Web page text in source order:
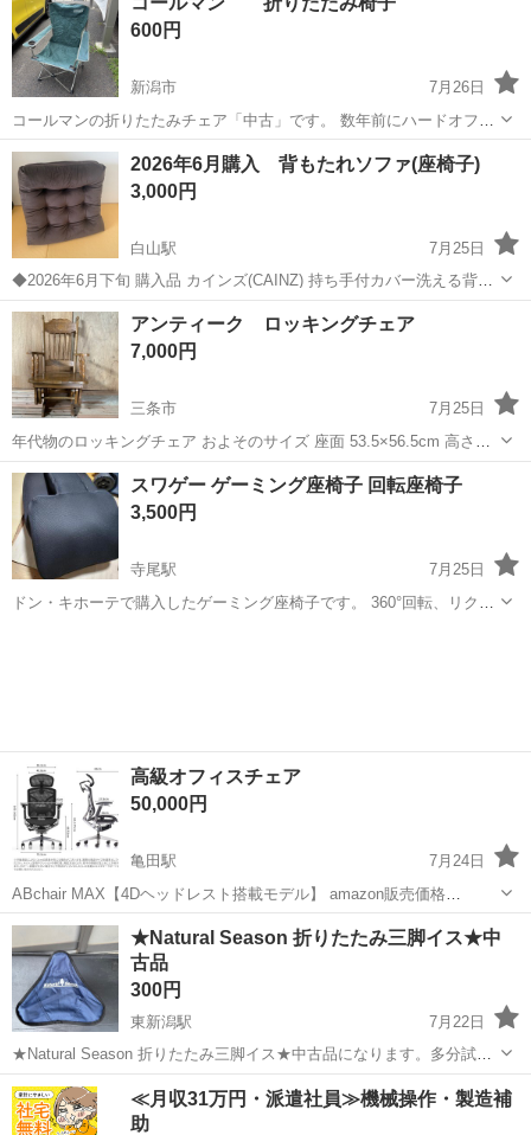
の現在ではみかけないデザインとカラーリングですが当時はこんな感
じのが定番でした。懐かしさ満載...
600円
新潟市
7月26日
コールマンの折りたたみチェア「中古」です。 数年前にハードオフで
購入しました。 使用感はありますがまだまだ使えます。 キャンプや花
火を見るのにどうですか? 収納袋も着いてます。片側の肩で担げるよ
うになっています。 新潟市西区...
新潟 新潟市 椅子
2026年6月購入 背もたれソファ(座椅子)
3,000円
白山駅
7月25日
◆2026年6月下旬 購入品 カインズ(CAINZ) 持ち手付カバー洗える背も
たれイス FLepoco ブラウン 幅57cm 奥行44～57cm 高さ16～50cm 自
宅インテリアと合わず、使用機会がないためお安くお...
新潟 新潟市 白山駅 椅子
アンティーク ロッキングチェア
7,000円
三条市
7月25日
年代物のロッキングチェア およそのサイズ 座面 53.5×56.5cm 高さ
109cm こちらは倉庫保管しており、軽く拭きましたがあくまで中古品
ですので拭き残しやほこり、汚れや傷などがあります 現状での引き渡
し...
新潟 三条市 椅子 アンティーク
スワゲー ゲーミング座椅子 回転座椅子
3,500円
寺尾駅
7月25日
ドン・キホーテで購入したゲーミング座椅子です。 360°回転、リクラ
高級オフィスチェア
50,000円
亀田駅
7月24日
ABchair MAX【4Dヘッドレスト搭載モデル】 amazon販売価格
167,000円 上記オフィスチェアのお譲り先を探しています。 どちらも
カラーはブラック。未開封新品のため、販売サイトの写真をお借りし
ています。 ...
新潟 新潟市
★Natural Season 折りたたみ三脚イス★中
古品
300円
東新潟駅
7月22日
★Natural Season 折りたたみ三脚イス★中古品になります。多分試し
に何回か座ってみただけの未使用に近い物だと思います。サイズは座
面の幅約25cm・座面の高さ約37cmです、多少の誤差はご容赦下さ
い。倉庫で保管して...
新潟 新潟市 東新潟駅 椅子 イス
≪月収31万円・派遣社員≫機械操作・製造補
助